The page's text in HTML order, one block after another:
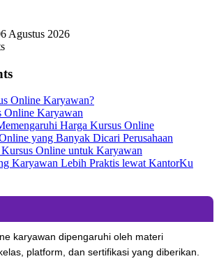
Agustus 2026
Online Karyawan?
Online Karyawan
Harga Kursus Online
yang Banyak Dicari Perusahaan
Online untuk Karyawan
Karyawan Lebih Praktis lewat KantorKu
karyawan dipengaruhi oleh materi
platform, dan sertifikasi yang diberikan.